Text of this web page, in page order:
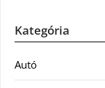
Kategória
Autó